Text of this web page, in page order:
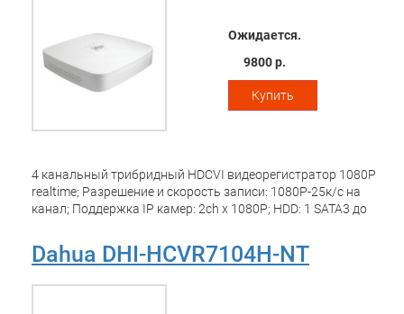
4 канальный трибридный HDCVI видеорегистратор 1080P
realtime; Разрешение и скорость записи: 1080P-25к/с на
канал; Поддержка IP камер: 2ch x 1080P; HDD: 1 SATA3 до
1 порт 100Mb; USB 2.0 - 2 порта; RS485; Поддержка: iOS,
Android; Размеры: 325мм?255мм?55мм; Питание:
Ожидается.
9800 р.
Купить
Dahua DHI-HCVR7104H-NT